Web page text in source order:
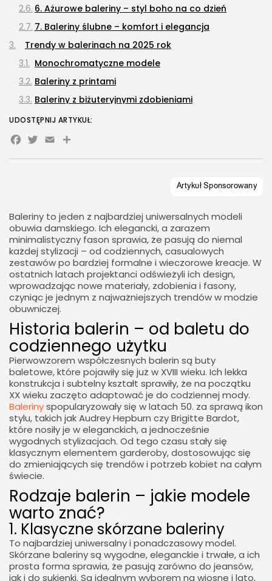
Baleriny to jeden z najbardziej uniwersalnych modeli
obuwia damskiego. Ich elegancki, a zarazem
minimalistyczny fason sprawia, że pasują do niemal
każdej stylizacji – od codziennych, casualowych
zestawów po bardziej formalne i wieczorowe kreacje. W
ostatnich latach projektanci odświeżyli ich design,
wprowadzając nowe materiały, zdobienia i fasony,
czyniąc je jednym z najważniejszych trendów w modzie
obuwniczej.
Historia balerin – od baletu do
codziennego użytku
Pierwowzorem współczesnych balerin są buty
baletowe, które pojawiły się już w XVIII wieku. Ich lekka
konstrukcja i subtelny kształt sprawiły, że na początku
XX wieku zaczęto adaptować je do codziennej mody.
Balerinyspopularyzowały się w latach 50. za sprawą ikon
stylu, takich jak Audrey Hepburn czy Brigitte Bardot,
które nosiły je w eleganckich, a jednocześnie
wygodnych stylizacjach. Od tego czasu stały się
klasycznym elementem garderoby, dostosowując się
do zmieniających się trendów i potrzeb kobiet na całym
świecie.
Rodzaje balerin – jakie modele
warto znać?
1. Klasyczne skórzane baleriny
To najbardziej uniwersalny i ponadczasowy model.
Skórzane baleriny są wygodne, eleganckie i trwałe, a ich
prosta forma sprawia, że pasują zarówno do jeansów,
jak i do sukienki. Są idealnym wyborem na wiosnę i lato,
6. Ażurowe baleriny – styl boho na co dzień
7. Baleriny ślubne – komfort i elegancja
Trendy w balerinach na 2025 rok
Monochromatyczne modele
Baleriny z printami
Baleriny z biżuteryjnymi zdobieniami
Plecione i siateczkowe baleriny
Glove flats – baleriny jak druga skóra
UDOSTĘPNIJ ARTYKUŁ:
Facebook
Twitter
EmailShare